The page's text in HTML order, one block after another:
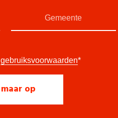
gebruiksvoorwaarden*